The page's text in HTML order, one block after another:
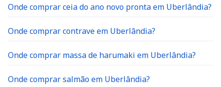
Onde comprar ceia do ano novo pronta em Uberlândia?
Onde comprar contrave em Uberlândia?
Onde comprar massa de harumaki em Uberlândia?
Onde comprar salmão em Uberlândia?